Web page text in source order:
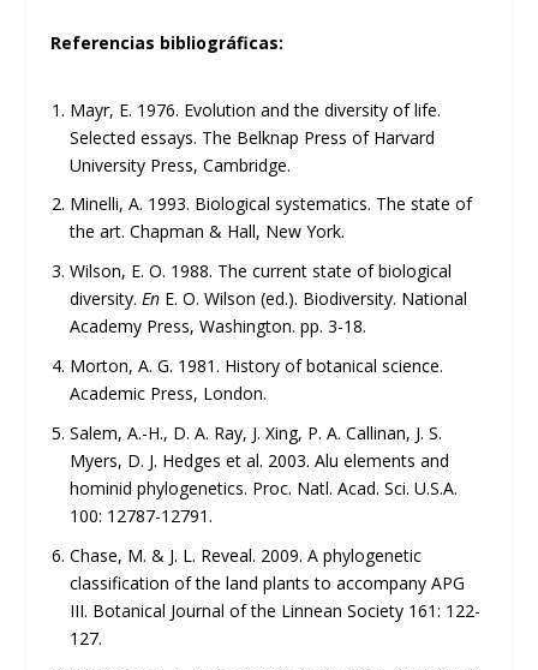
Referencias bibliográficas:
Mayr, E. 1976. Evolution and the diversity of life.
Selected essays. The Belknap Press of Harvard
University Press, Cambridge.
Minelli, A. 1993. Biological systematics. The state of
the art. Chapman & Hall, New York.
Wilson, E. O. 1988. The current state of biological
diversity.En E. O. Wilson (ed.). Biodiversity. National
Academy Press, Washington. pp. 3-18.
Morton, A. G. 1981. History of botanical science.
Academic Press, London.
Salem, A.-H., D. A. Ray, J. Xing, P. A. Callinan, J. S.
Myers, D. J. Hedges et al. 2003. Alu elements and
hominid phylogenetics. Proc. Natl. Acad. Sci. U.S.A.
100: 12787-12791.
Chase, M. & J. L. Reveal. 2009. A phylogenetic
classification of the land plants to accompany APG
III. Botanical Journal of the Linnean Society 161: 122-
127.